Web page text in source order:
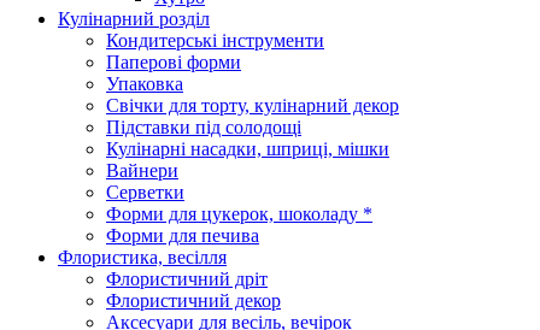
Кулінарний розділ
Кондитерські інструменти
Паперові форми
Упаковка
Свічки для торту, кулінарний декор
Підставки під солодощі
Кулінарні насадки, шприці, мішки
Вайнери
Серветки
Форми для цукерок, шоколаду *
Форми для печива
Флористика, весілля
Флористичний дріт
Флористичний декор
Аксесуари для весіль, вечірок